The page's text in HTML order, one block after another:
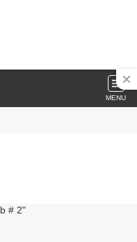
MENU